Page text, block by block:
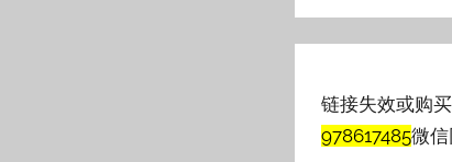
链接失效或购
978617485微信